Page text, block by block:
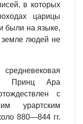
в которых
царицы
были на языке,
земле людей не
Принц Ара
с
урартским
880—844 гг.